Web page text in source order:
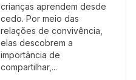
crianças aprendem desde
cedo. Por meio das
relações de convivência,
elas descobrem a
importância de
compartilhar,...